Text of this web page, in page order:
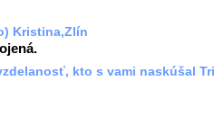
Kristina,Zlín
kto s vami naskúšal Tri